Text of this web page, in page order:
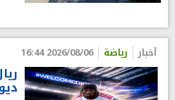
أخبار رياضة 2026/08/06 16:44